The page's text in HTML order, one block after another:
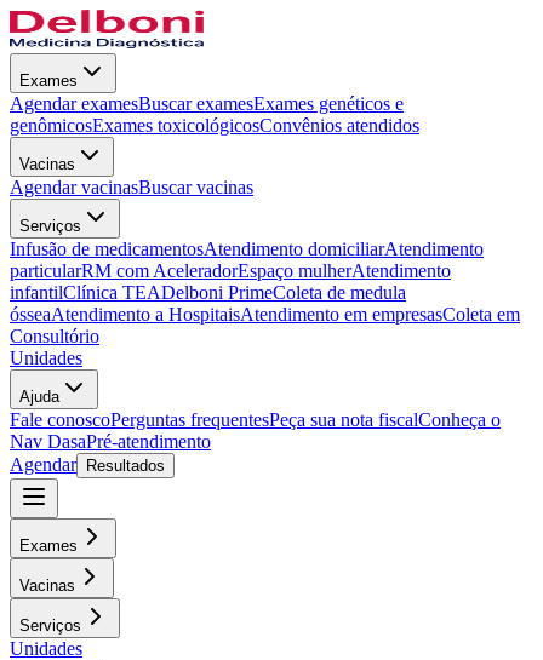
Exames
Agendar examesBuscar examesExames genéticos e
genômicosExames toxicológicosConvênios atendidos
Vacinas
Agendar vacinasBuscar vacinas
Serviços
Infusão de medicamentosAtendimento domiciliarAtendimento
particularRM com AceleradorEspaço mulherAtendimento
infantilClínica TEADelboni PrimeColeta de medula
ósseaAtendimento a HospitaisAtendimento em empresasColeta em
Consultório
Unidades
Ajuda
Fale conoscoPerguntas frequentesPeça sua nota fiscalConheça o
Nav DasaPré-atendimento
Agendar
Resultados
Exames
Vacinas
Serviços
Unidades